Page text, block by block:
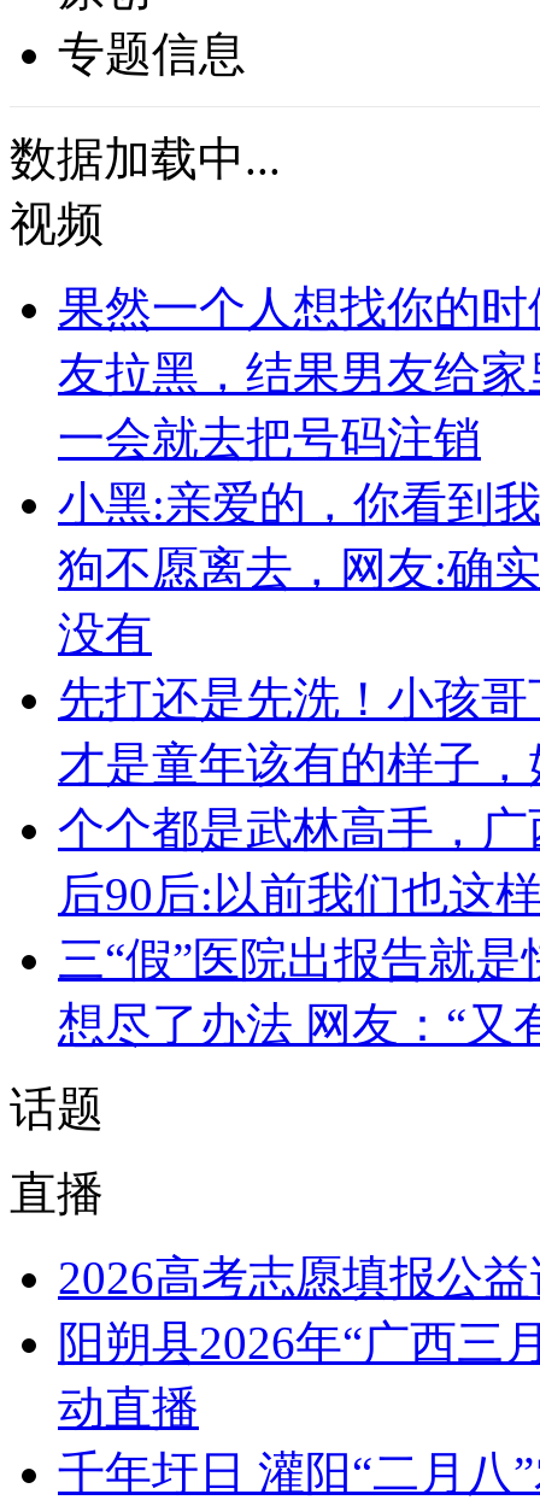
专题信息
数据加载中...
视频
果然一个人想找你的
友拉黑，结果男友给
一会就去把号码注销
小黑:亲爱的，你看到
狗不愿离去，网友:确
没有
先打还是先洗！小孩
才是童年该有的样子
个个都是武林高手，
后90后:以前我们也这
三“假”医院出报告就
想尽了办法 网友：“又
话题
直播
2026高考志愿填报公
阳朔县2026年“广西三
动直播
千年圩日 灌阳“二月八